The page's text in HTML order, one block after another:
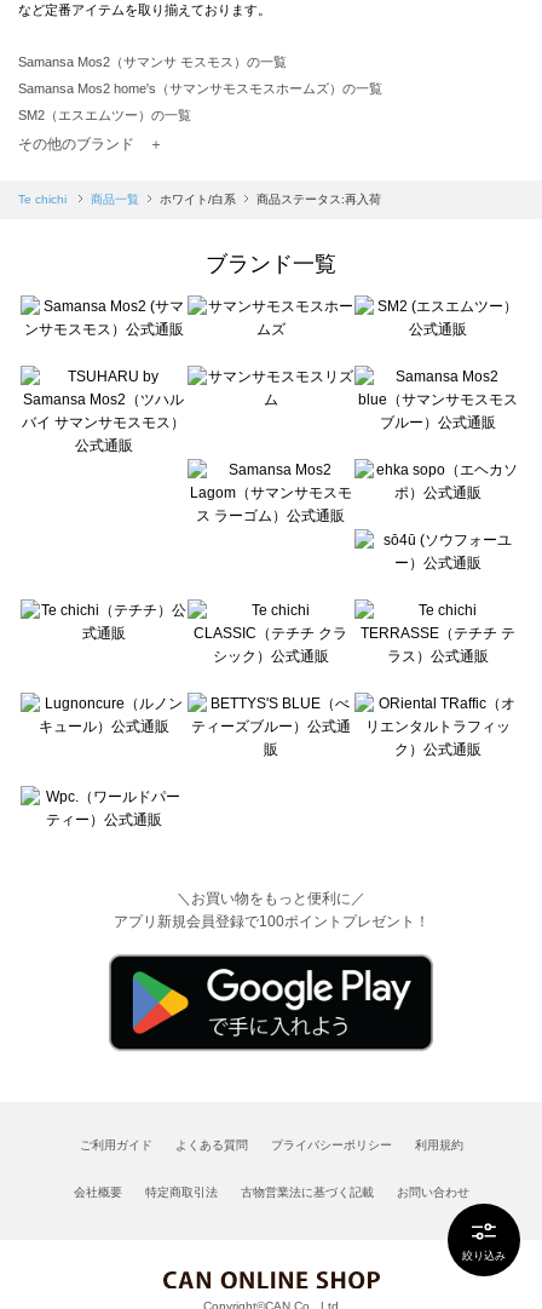
絞り込み
など定番アイテムを取り揃えております。
Samansa Mos2（サマンサ モスモス）の一覧
Samansa Mos2 home's（サマンサモスモスホームズ）の一覧
SM2（エスエムツー）の一覧
TSUHARU by Samansa Mos2（ツハルバイサマンサモスモス）の一覧
Samansa Mos2 blue（サマンサモスモス ブルー）の一覧
Te chichi（テチチ）の一覧
Te chichi CLASSIC（テチチ クラシック）の一覧
Lugnoncure（ルノンキュール）の一覧
BETTY'S BLUE（べティーズブルー）の一覧
Wpc.（ワールドパーティー）の一覧
その他のブランド ＋
Te chichi 商品一覧 ホワイト/白系 商品ステータス:再入荷
ブランド一覧
＼お買い物をもっと便利に／
アプリ新規会員登録で100ポイントプレゼント！
ご利用ガイド よくある質問 プライバシーポリシー 利用規約
会社概要 特定商取引法 古物営業法に基づく記載 お問い合わせ
Copyright©CAN Co., Ltd